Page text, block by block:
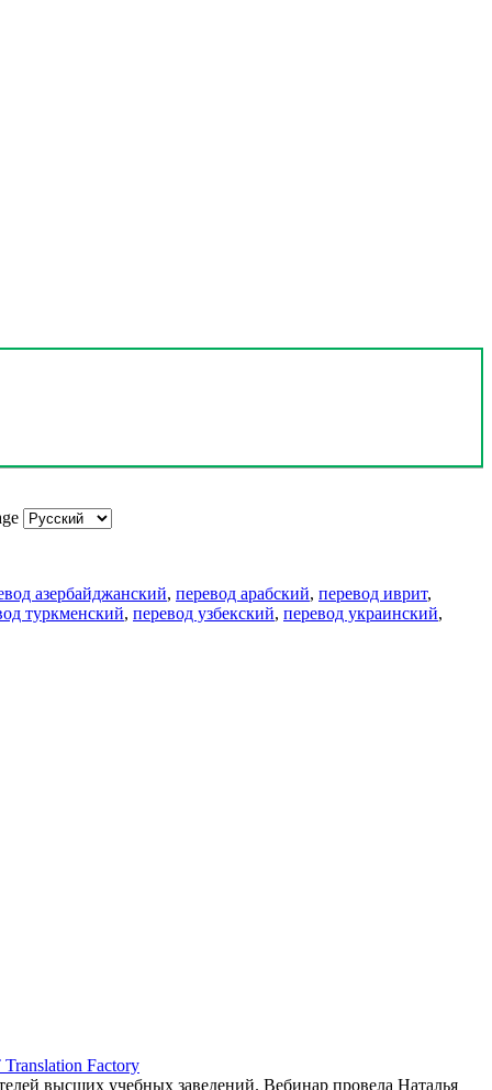
азербайджанский, перевод арабский, перевод иврит,
туркменский, перевод узбекский, перевод украинский,
Factory
высших учебных заведений. Вебинар провела Наталья